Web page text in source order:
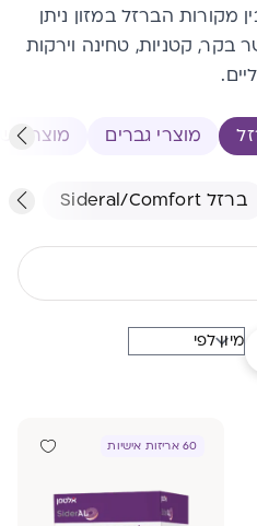
מקורות הברזל במזון ניתן
בקר, קטניות, טחינה וירקות
מוצרי גברים מוצרי
ברזל Sideral/Comfort
60 אריזות אישיות